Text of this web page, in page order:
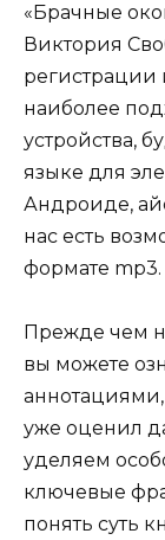
«Брачные
Виктория
регистрации
наиболее
устройства,
языке для
Андроиде,
нас есть
формате mp3.
Прежде чем
вы можете
аннотациями,
уже оценил
уделяем
ключевые
понять суть